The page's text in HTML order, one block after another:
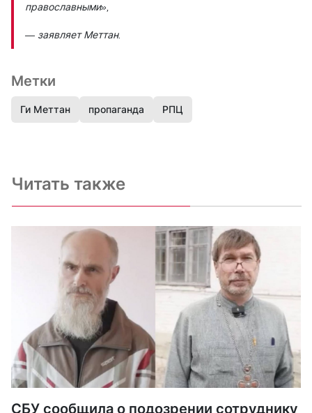
православными»
— заявляет Меттан.
Метки
Ги Меттан пропаганда РПЦ
Читать также
СБУ сообщила о подозрении сотруднику